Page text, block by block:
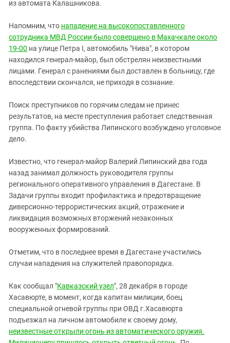
Южный Кавказ
ЮФО
из автомата Калашникова.
Напомним, что нападение на высокопоставленного
сотрудника МВД России было совершено в Махачкале около
19-00 на улице Петра I, автомобиль "Нива", в котором
находился генерал-майор, был обстрелян неизвестными
лицами. Генерал с ранениями был доставлен в больницу, где
впоследствии скончался, не приходя в сознание.
Поиск преступников по горячим следам не принес
результатов, на месте преступления работает следственная
группа. По факту убийства Липинского возбуждено уголовное
дело.
Известно, что генерал-майор Валерий Липинский два года
назад занимал должность руководителя группы
регионального оперативного управления в Дагестане. В
Задачи группы входит профилактика и предотвращение
диверсионно-террористических акций, отражение и
ликвидация возможных вторжений незаконных
вооруженных формирований.
Отметим, что в последнее время в Дагестане участились
случаи нападения на служителей правопорядка.
Как сообщал "Кавказский узел", 28 декабря в городе
Хасавюрте, в момент, когда капитан милиции, боец
специальной огневой группы при ОВД г.Хасавюрта
подъезжал на личном автомобиле к своему дому,
неизвестные открыли огонь из автоматического оружия.